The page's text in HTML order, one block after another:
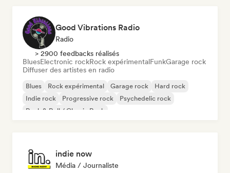
Good Vibrations Radio
Radio
> 2900 feedbacks réalisés
BluesElectronic rockRock expérimentalFunkGarage rock
Diffuser des artistes en radio
Blues Rock expérimental Garage rock
Hard rock
Indie rock
Progressive rock
Psychedelic rock
Rock & Roll / Classic Rock
indie now
Média / Journaliste